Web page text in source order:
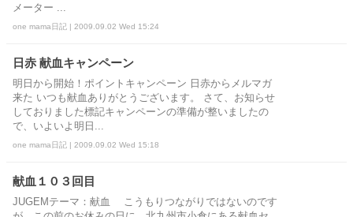
メーター ...
one mama日記 | 2009.09.02 Wed 15:24
日赤 献血キャンペーン
明日から開始！ポイントキャンペーン 日赤からメルマガ
来た いつも献血ありがとうございます。 さて、お知らせ
しておりました標記キャンペーンの準備が整いましたの
で、いよいよ明日...
one mama日記 | 2009.09.02 Wed 15:18
献血１０３回目
JUGEMテーマ：献血 こうもりつながりではないのです